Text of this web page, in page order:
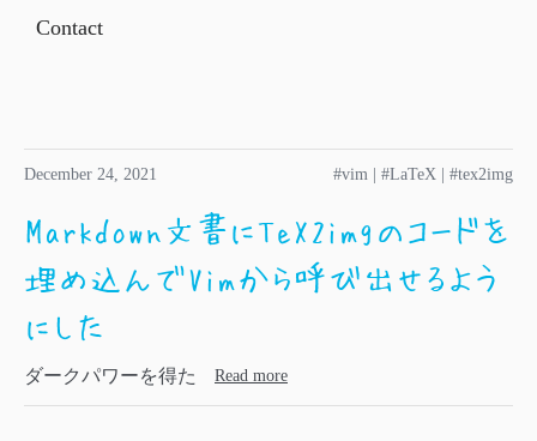
Contact
#vim #LaTeX #tex2img
December 24, 2021
Markdown文書にTeX2imgのコードを
埋め込んでVimから呼び出せるよう
にした
ダークパワーを得た Read more